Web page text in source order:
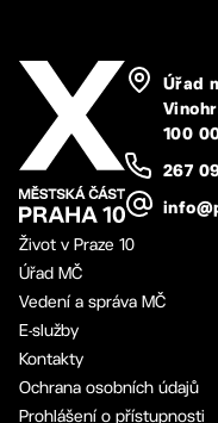
Úřad
100
267
Život v Praze 10
Úřad MČ
Vedení a správa MČ
E-služby
Kontakty
Ochrana osobních údajů
Prohlášení o přístupnosti